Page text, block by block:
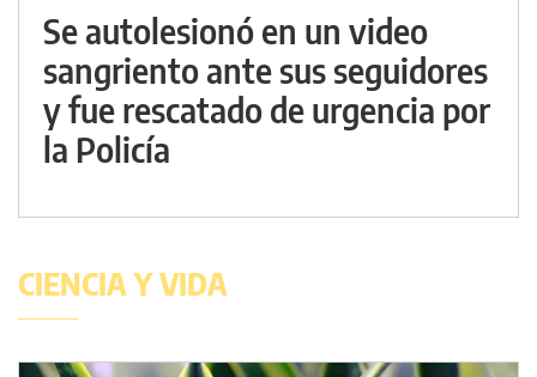
Se autolesionó en un video
sangriento ante sus seguidores
y fue rescatado de urgencia por
la Policía
CIENCIA Y VIDA